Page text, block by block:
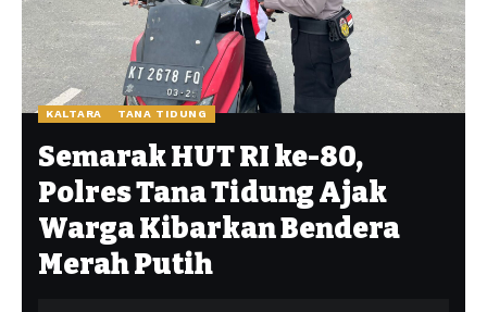
KALTARA TANA TIDUNG
Semarak HUT RI ke-80,
Polres Tana Tidung Ajak
Warga Kibarkan Bendera
Merah Putih